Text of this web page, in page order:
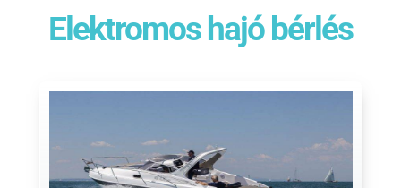
Elektromos hajó bérlés